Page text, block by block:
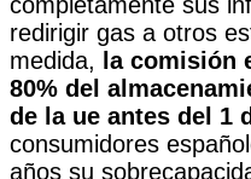
redirigir gas a otros
medida,
la comisión
80% del
de la ue antes del 1
consumidores
años su